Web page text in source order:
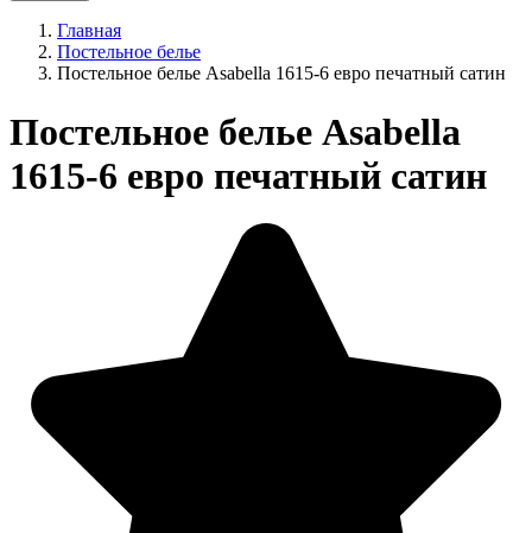
Главная
Постельное белье
Постельное белье Asabella 1615-6 евро печатный сатин
Постельное белье Asabella
1615-6 евро печатный сатин